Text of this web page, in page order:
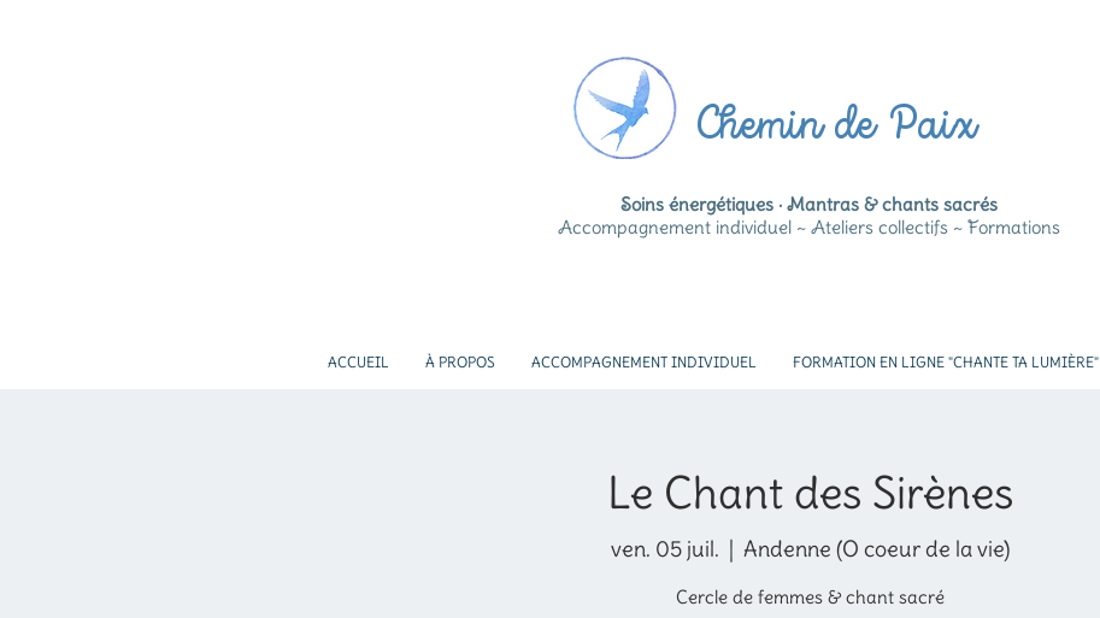
Chemin de Paix
Soins énergétiques · Mantras & chants sacrés
Accompagnement individuel ~ Ateliers collectifs ~ Formations
ACCUEIL À PROPOS ACCOMPAGNEMENT INDIVIDUEL FORMATION EN LIGNE "CHANTE TA LUMIÈRE"
Le Chant des Sirènes
ven. 05 juil.
  |
Andenne (O coeur de la vie)
Cercle de femmes & chant sacré